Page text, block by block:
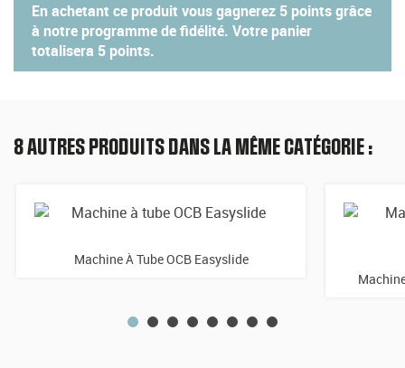
En achetant ce produit vous gagnerez 5 pointsgrâce
à notre programme de fidélité. Votre panier
totalisera 5 points.
8 AUTRES PRODUITS DANS LA MÊME CATÉGORIE :
Machine À Tube OCB Easyslide